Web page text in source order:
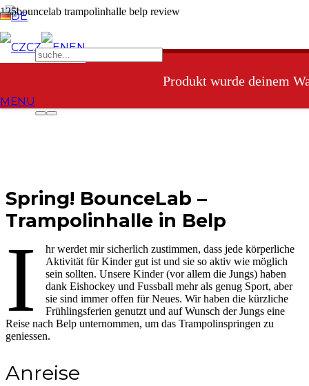
DE
CZ EN
MENU
Produkt wurde deinem
Spring! BounceLab –
Trampolinhalle in Belp
I
hr werdet mir sicherlich zustimmen, dass jede körperliche
Aktivität für Kinder gut ist und sie so aktiv wie möglich
sein sollten. Unsere Kinder (vor allem die Jungs) haben
dank Eishockey und Fussball mehr als genug Sport, aber
sie sind immer offen für Neues. Wir haben die kürzliche
Frühlingsferien genutzt und auf Wunsch der Jungs eine
Reise nach Belp unternommen, um das Trampolinspringen zu
geniessen.
Anreise